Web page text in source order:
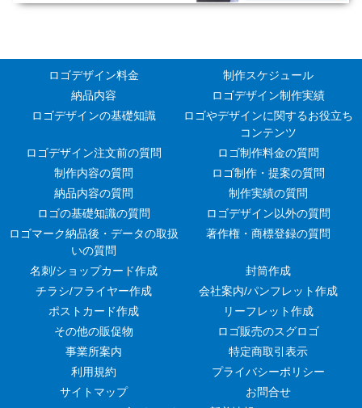
ロゴデザイン料金
制作スケジュール
納品内容
ロゴデザイン制作実績
ロゴデザインの基礎知識
ロゴやデザインに関するお役立ち
コンテンツ
ロゴデザイン注文前の質問
ロゴ制作料金の質問
制作内容の質問
ロゴ制作・提案の質問
納品内容の質問
制作実績の質問
ロゴの基礎知識の質問
ロゴデザイン以外の質問
ロゴマーク納品後・データの取扱
いの質問
著作権・商標登録の質問
名刺/ショップカード作成
封筒作成
チラシ/フライヤー作成
会社案内/パンフレット作成
ポストカード作成
リーフレット作成
その他の販促物
ロゴ販売のスグロゴ
事業所案内
特定商取引表示
利用規約
プライバシーポリシー
サイトマップ
お問合せ